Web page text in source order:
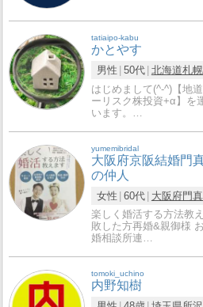
tatiaipo-kabu
かとやす
男性 50代 北海道札
はじめまして(^-^)【地
ーリスク株投資+α】を
います。…
yumemibridal
大阪府京阪結婚門
の仲人
女性 60代 大阪府門
楽しく婚活する方法教
敗した方再婚&親御様
婚相談所連…
tomoki_uchino
内野知樹